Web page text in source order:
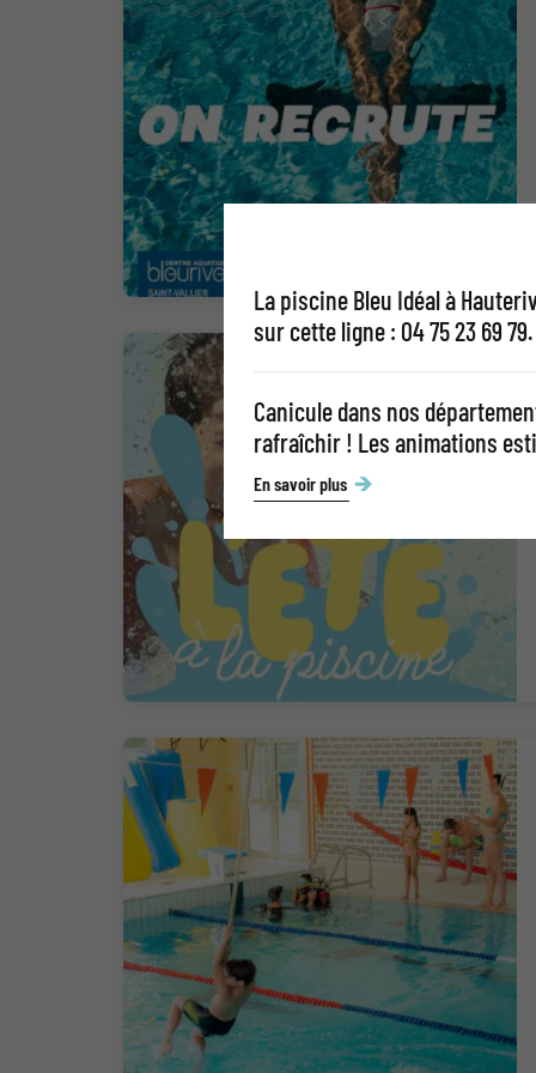
La piscine Bleu Idéal à
sur cette ligne : 04 75 23 69
Canicule dans nos
rafraîchir ! Les animations
En savoir plus